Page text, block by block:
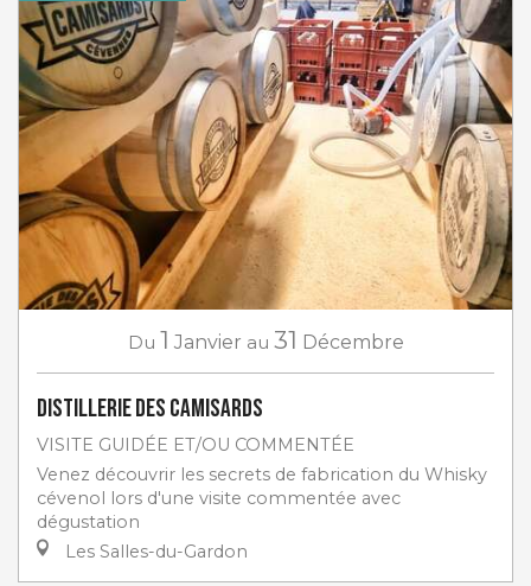
Du 1 Janvier au 31 Décembre
Distillerie des Camisards
VISITE GUIDÉE ET/OU COMMENTÉE
Venez découvrir les secrets de fabrication du Whisky
cévenol lors d'une visite commentée avec
dégustation
Les Salles-du-Gardon